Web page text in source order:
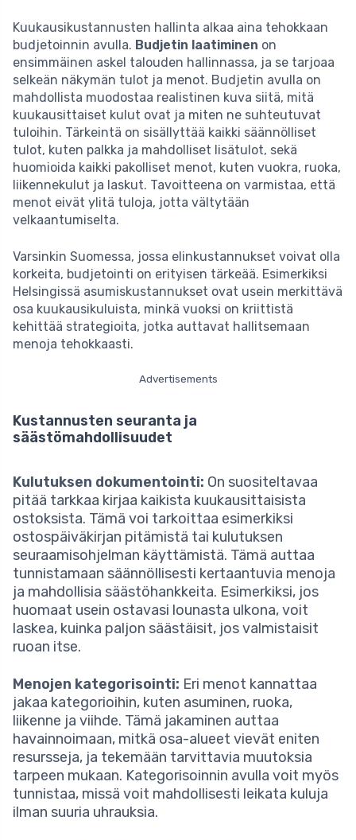
Kuukausikustannusten hallinta alkaa aina tehokkaan
budjetoinnin avulla. Budjetin laatiminen on
ensimmäinen askel talouden hallinnassa, ja se tarjoaa
selkeän näkymän tulot ja menot. Budjetin avulla on
mahdollista muodostaa realistinen kuva siitä, mitä
kuukausittaiset kulut ovat ja miten ne suhteutuvat
tuloihin. Tärkeintä on sisällyttää kaikki säännölliset
tulot, kuten palkka ja mahdolliset lisätulot, sekä
huomioida kaikki pakolliset menot, kuten vuokra, ruoka,
liikennekulut ja laskut. Tavoitteena on varmistaa, että
menot eivät ylitä tuloja, jotta vältytään
velkaantumiselta.
Varsinkin Suomessa, jossa elinkustannukset voivat olla
korkeita, budjetointi on erityisen tärkeää. Esimerkiksi
Helsingissä asumiskustannukset ovat usein merkittävä
osa kuukausikuluista, minkä vuoksi on kriittistä
kehittää strategioita, jotka auttavat hallitsemaan
menoja tehokkaasti.
Advertisements
Kustannusten seuranta ja
säästömahdollisuudet
Kulutuksen dokumentointi: On suositeltavaa
pitää tarkkaa kirjaa kaikista kuukausittaisista
ostoksista. Tämä voi tarkoittaa esimerkiksi
ostospäiväkirjan pitämistä tai kulutuksen
seuraamisohjelman käyttämistä. Tämä auttaa
tunnistamaan säännöllisesti kertaantuvia menoja
ja mahdollisia säästöhankkeita. Esimerkiksi, jos
huomaat usein ostavasi lounasta ulkona, voit
laskea, kuinka paljon säästäisit, jos valmistaisit
ruoan itse.
Menojen kategorisointi: Eri menot kannattaa
jakaa kategorioihin, kuten asuminen, ruoka,
liikenne ja viihde. Tämä jakaminen auttaa
havainnoimaan, mitkä osa-alueet vievät eniten
resursseja, ja tekemään tarvittavia muutoksia
tarpeen mukaan. Kategorisoinnin avulla voit myös
tunnistaa, missä voit mahdollisesti leikata kuluja
ilman suuria uhrauksia.